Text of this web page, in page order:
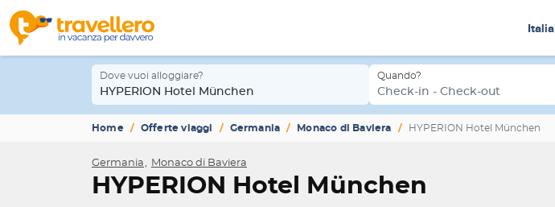
Italia
Dove vuoi alloggiare?
HYPERION Hotel München
Quando?
Check-in - Check-out
Home Offerte viaggi Germania Monaco di Baviera HYPERION Hotel München
Germania Monaco di Baviera
HYPERION Hotel München